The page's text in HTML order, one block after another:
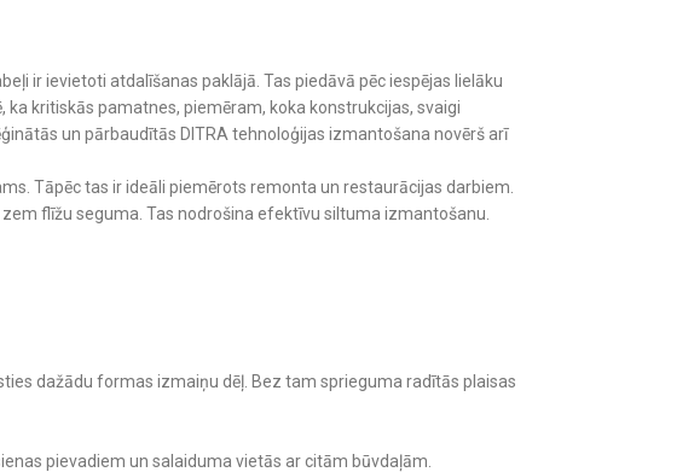
ir ievietoti atdalīšanas paklājā. Tas piedāvā pēc iespējas lielāku
kritiskās pamatnes, piemēram, koka konstrukcijas, svaigi
un pārbaudītās DITRA tehnoloģijas izmantošana novērš arī
Tāpēc tas ir ideāli piemērots remonta un restaurācijas darbiem.
flīžu seguma. Tas nodrošina efektīvu siltuma izmantošanu.
dažādu formas izmaiņu dēļ. Bez tam sprieguma radītās plaisas
pievadiem un salaiduma vietās ar citām būvdaļām.